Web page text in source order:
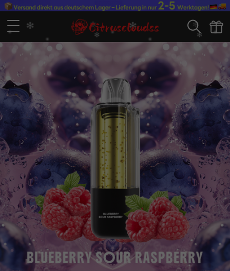
Kürzlich erworbene